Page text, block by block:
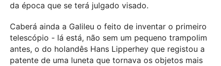
da época que se terá julgado visado.
Caberá ainda a Galileu o feito de inventar o primeiro
telescópio - lá está, não sem um pequeno trampolim
antes, o do holandês Hans Lipperhey que registou a
patente de uma luneta que tornava os objetos mais